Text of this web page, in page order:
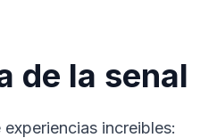
de la senal
increibles: